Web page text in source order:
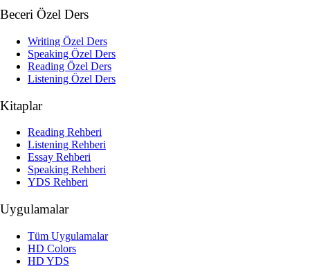
Beceri Özel Ders
Writing Özel Ders
Speaking Özel Ders
Reading Özel Ders
Listening Özel Ders
Kitaplar
Reading Rehberi
Listening Rehberi
Essay Rehberi
Speaking Rehberi
YDS Rehberi
Uygulamalar
Tüm Uygulamalar
HD Colors
HD YDS